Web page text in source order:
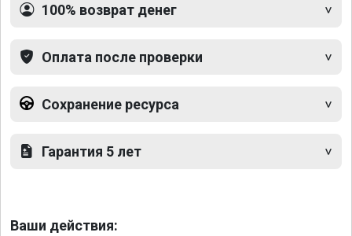
100% возврат денег
Оплата после проверки
Сохранение ресурса
Гарантия 5 лет
Ваши действия: